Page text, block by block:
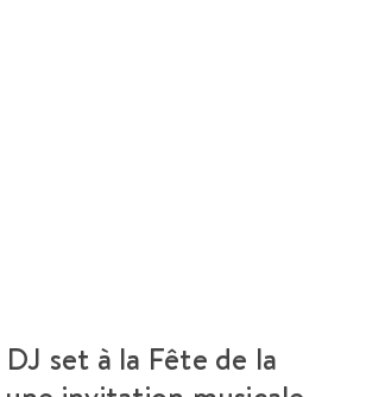
set à la Fête de la